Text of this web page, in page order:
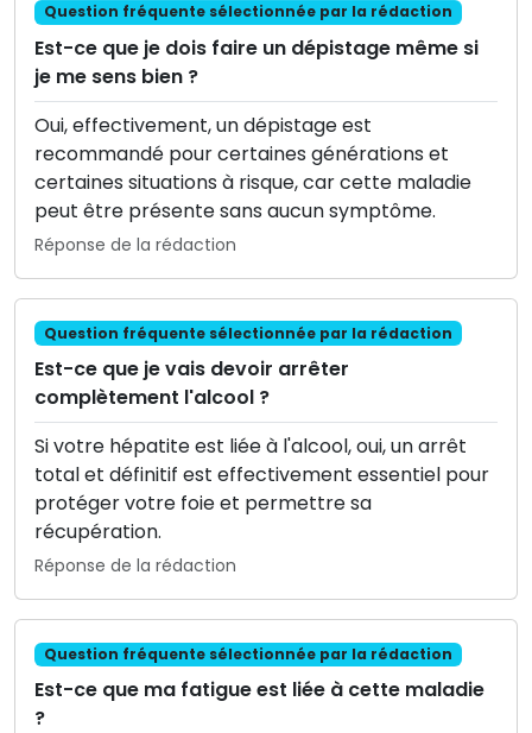
Question fréquente sélectionnée par la rédaction
Est-ce que je dois faire un dépistage même si
je me sens bien ?
Oui, effectivement, un dépistage est
recommandé pour certaines générations et
certaines situations à risque, car cette maladie
peut être présente sans aucun symptôme.
Réponse de la rédaction
Question fréquente sélectionnée par la rédaction
Est-ce que je vais devoir arrêter
complètement l'alcool ?
Si votre hépatite est liée à l'alcool, oui, un arrêt
total et définitif est effectivement essentiel pour
protéger votre foie et permettre sa
récupération.
Réponse de la rédaction
Question fréquente sélectionnée par la rédaction
Est-ce que ma fatigue est liée à cette maladie
?